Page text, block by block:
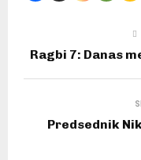
Ragbi 7: Danas
Predsednik